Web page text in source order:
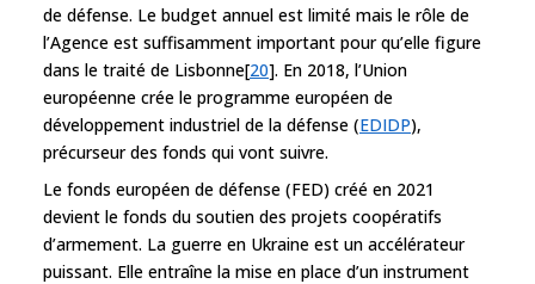
de défense. Le budget annuel est limité mais le rôle de
l’Agence est suffisamment important pour qu’elle figure
dans le traité de Lisbonne[20]. En 2018, l’Union
européenne crée le programme européen de
développement industriel de la défense (EDIDP),
précurseur des fonds qui vont suivre.
Le fonds européen de défense (FED) créé en 2021
devient le fonds du soutien des projets coopératifs
d’armement. La guerre en Ukraine est un accélérateur
puissant. Elle entraîne la mise en place d’un instrument